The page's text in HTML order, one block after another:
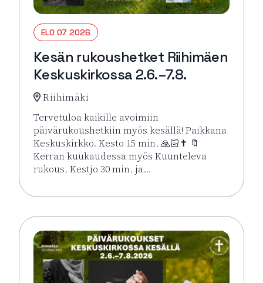
ELO 07 2026
Kesän rukoushetket Riihimäen
Keskuskirkossa 2.6.–7.8.
Riihimäki
Tervetuloa kaikille avoimiin
päivärukoushetkiin myös kesällä! Paikkana
Keskuskirkko. Kesto 15 min. 🙏🏻✝️ 🔖
Kerran kuukaudessa myös Kuunteleva
rukous. Kestjo 30 min. ja…
Lue lisää tapahtumasta Kesän rukoushetket